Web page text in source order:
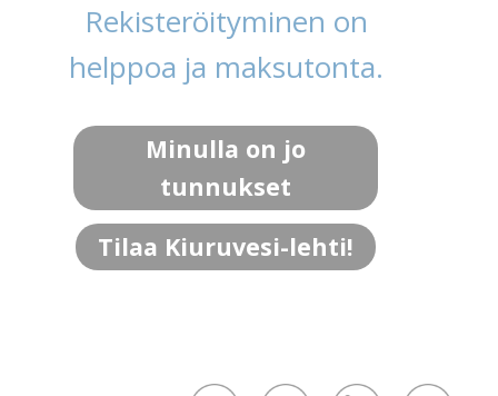
Rekisteröityminen on
helppoa ja maksutonta.
Minulla on jo
tunnukset
Tilaa Kiuruvesi-lehti!